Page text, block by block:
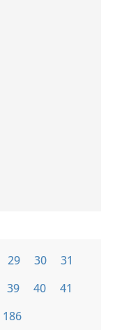
29 30
31
39 40
41
186